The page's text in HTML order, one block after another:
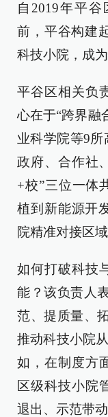
自2019年平
前，平谷构建
科技小院，成
平谷区相关负
心在于“跨界融
业科学院等9
政府、合作社
+校”三位一体
植到新能源开
院精准对接区
如何打破科技
能？该负责人
范、提质量、
推动科技小院
如，在制度方
区级科技小院
退出、示范带